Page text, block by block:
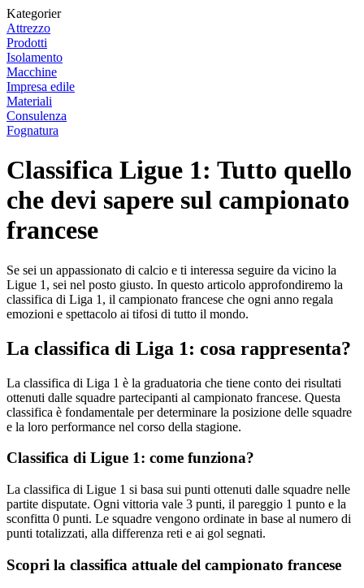
Kategorier
Attrezzo
Prodotti
Isolamento
Macchine
Impresa edile
Materiali
Consulenza
Fognatura
Classifica Ligue 1: Tutto quello
che devi sapere sul campionato
francese
Se sei un appassionato di calcio e ti interessa seguire da vicino la
Ligue 1, sei nel posto giusto. In questo articolo approfondiremo la
classifica di Liga 1, il campionato francese che ogni anno regala
emozioni e spettacolo ai tifosi di tutto il mondo.
La classifica di Liga 1: cosa rappresenta?
La classifica di Liga 1 è la graduatoria che tiene conto dei risultati
ottenuti dalle squadre partecipanti al campionato francese. Questa
classifica è fondamentale per determinare la posizione delle squadre
e la loro performance nel corso della stagione.
Classifica di Ligue 1: come funziona?
La classifica di Ligue 1 si basa sui punti ottenuti dalle squadre nelle
partite disputate. Ogni vittoria vale 3 punti, il pareggio 1 punto e la
sconfitta 0 punti. Le squadre vengono ordinate in base al numero di
punti totalizzati, alla differenza reti e ai gol segnati.
Scopri la classifica attuale del campionato francese